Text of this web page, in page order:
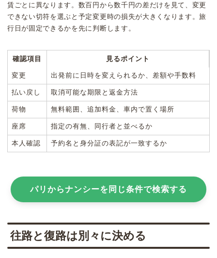
賃ごとに異なります。数百円から数千円の差だけを見て、変更
できない切符を選ぶと予定変更時の損失が大きくなります。旅
行日が固定できるかを先に判断します。
確認項目 見るポイント
変更 出発前に日時を変えられるか、差額や手数料
払い戻し 取消可能な期限と返金方法
荷物 無料範囲、追加料金、車内で置く場所
座席 指定の有無、同行者と並べるか
本人確認 予約名と身分証の表記が一致するか
パリからナンシーを同じ条件で検索する
往路と復路は別々に決める